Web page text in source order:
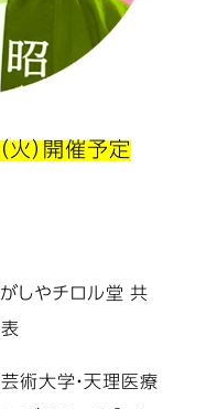
）開催予定
しやチロル堂 共
術大学・天理医療